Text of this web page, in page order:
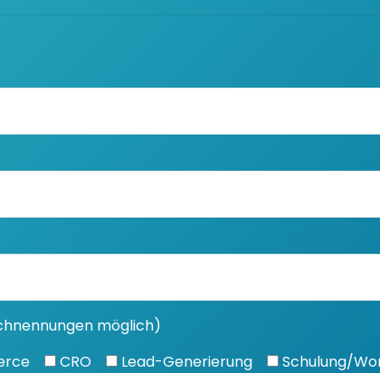
möglich)
CRO Lead-Generierung
Schulung/